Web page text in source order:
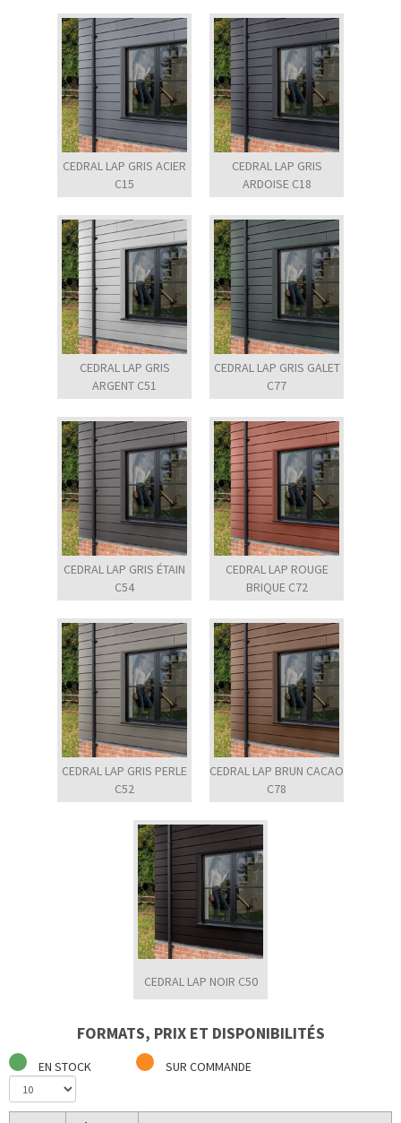
CEDRAL LAP GRIS ACIER
C15
CEDRAL LAP GRIS
ARDOISE C18
CEDRAL LAP GRIS
ARGENT C51
CEDRAL LAP GRIS GALET
C77
CEDRAL LAP GRIS ÉTAIN
C54
CEDRAL LAP ROUGE
BRIQUE C72
CEDRAL LAP GRIS PERLE
C52
CEDRAL LAP BRUN CACAO
C78
CEDRAL LAP NOIR C50
FORMATS, PRIX ET DISPONIBILITÉS
EN STOCK SUR COMMANDE